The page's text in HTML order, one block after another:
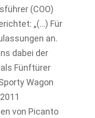
(COO)
„(…) Für
an.
dabei der
Fünftürer
Wagon
von Picanto